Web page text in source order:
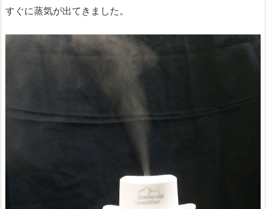
すぐに蒸気が出てきました。